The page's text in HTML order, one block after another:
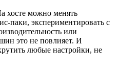
хосте можно менять
паки, экспериментировать с
или
это не повлияет. И
любые настройки, не